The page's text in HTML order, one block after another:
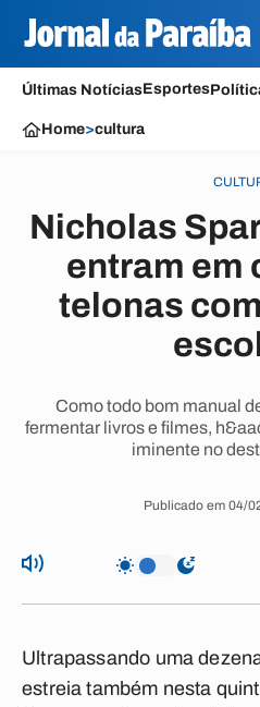
Últimas NotíciasEsportes
Home>cultura
Nicholas
entram em
telonas
Como todo bom manual
fermentar livros e filmes,
iminente no
Publicado em 04/
Ultrapassando uma
estreia também nesta